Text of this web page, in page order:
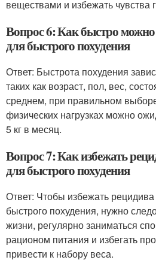
веществами и избежать чувства
Вопрос 6: Как быстро можно
для быстрого похудения
Ответ: Быстрота похудения
таких как возраст, пол, вес,
среднем, при правильном
физических нагрузках можно
5 кг в месяц.
Вопрос 7: Как избежать
для быстрого похудения
Ответ: Чтобы избежать
быстрого похудения, нужно
жизни, регулярно заниматься
рационом питания и избегать
привести к набору веса.